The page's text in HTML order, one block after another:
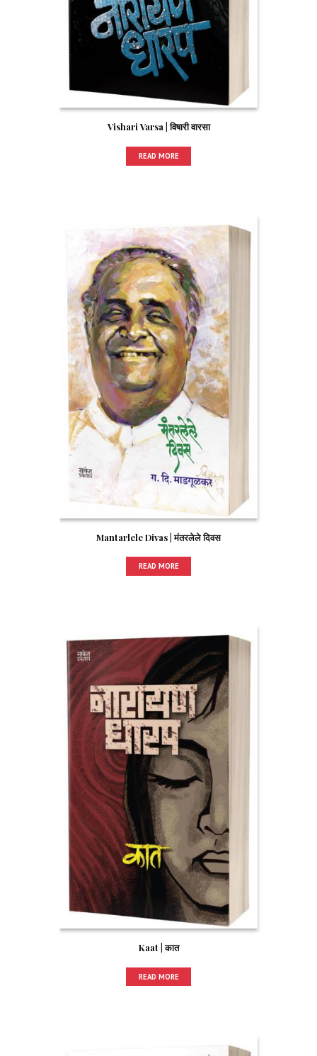
Vishari Varsa | विषारी वारसा
READ MORE
Mantarlele Divas | मंतरलेले दिवस
READ MORE
Kaat | कात
READ MORE